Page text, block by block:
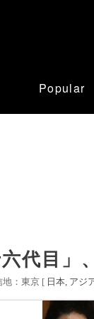
Popular
六代目
地：東京 [ 日本 アジ